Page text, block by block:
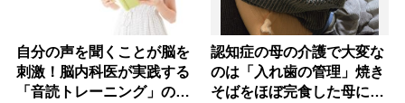
自分の声を聞くことが脳を
刺激！脳内科医が実践する
「音読トレーニング」の極
認知症の母の介護で大変な
のは「入れ歯の管理」焼き
そばをほぼ完食した母に息